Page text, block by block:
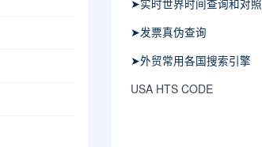
➤实时世界时间查询和对照
➤发票真伪查询
➤外贸常用各国搜索引擎
USA HTS CODE